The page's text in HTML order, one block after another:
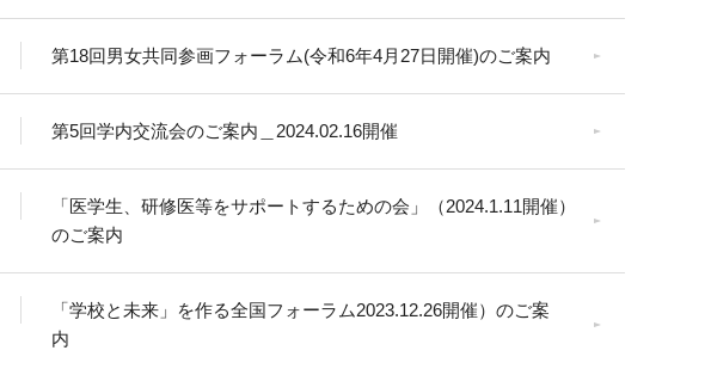
第18回男女共同参画フォーラム(令和6年4月27日開催)のご案内
第5回学内交流会のご案内＿2024.02.16開催
「医学生、研修医等をサポートするための会」（2024.1.11開催）
のご案内
「学校と未来」を作る全国フォーラム2023.12.26開催）のご案
内